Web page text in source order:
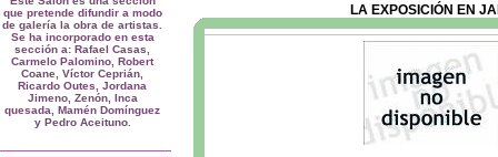
que pretende difundir a modo
de galería la obra de artistas.
Se ha incorporado en esta
sección a: Rafael Casas,
Carmelo Palomino, Robert
Coane, Víctor Ceprián,
Ricardo Outes, Jordana
Jimeno, Zenón, Inca
quesada, Mamén Domínguez
y Pedro Aceituno.
LA EXPOSICIÓN EN